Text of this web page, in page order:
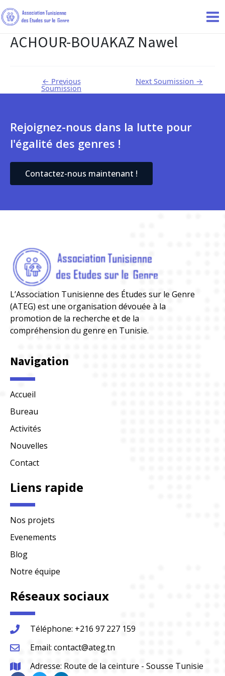
ACHOUR-BOUAKAZ Nawel
← Previous
Soumission
Next Soumission →
Rejoignez-nous dans la lutte pour
l'égalité des genres !
Contactez-nous maintenant !
L’Association Tunisienne des Études sur le Genre
(ATEG) est une organisation dévouée à la
promotion de la recherche et de la
compréhension du genre en Tunisie.
Navigation
Accueil
Bureau
Activités
Nouvelles
Contact
Liens rapide
Nos projets
Evenements
Blog
Notre équipe
Réseaux sociaux
Téléphone: +216 97 227 159
Email: contact@ateg.tn
Adresse: Route de la ceinture - Sousse Tunisie